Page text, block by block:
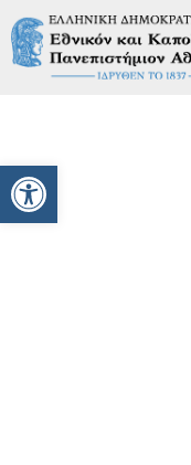
Ανοίξτε τη γραμμή εργαλείων